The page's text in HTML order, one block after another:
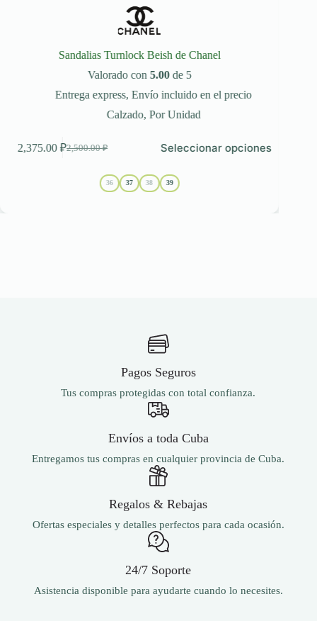
Sandalias Turnlock Beish de Chanel
Valorado con 5.00de 5
Entrega express,Envío incluido en el precio
Calzado, Por Unidad
2,500.00₽
El
2,375.00₽
El
Seleccionar opciones
36 37 38 39
producto
opciones
Pagos Seguros
Tus compras protegidas con total confianza.
Envíos a toda Cuba
Entregamos tus compras en cualquier provincia de Cuba.
Regalos & Rebajas
Ofertas especiales y detalles perfectos para cada ocasión.
24/7 Soporte
Asistencia disponible para ayudarte cuando lo necesites.